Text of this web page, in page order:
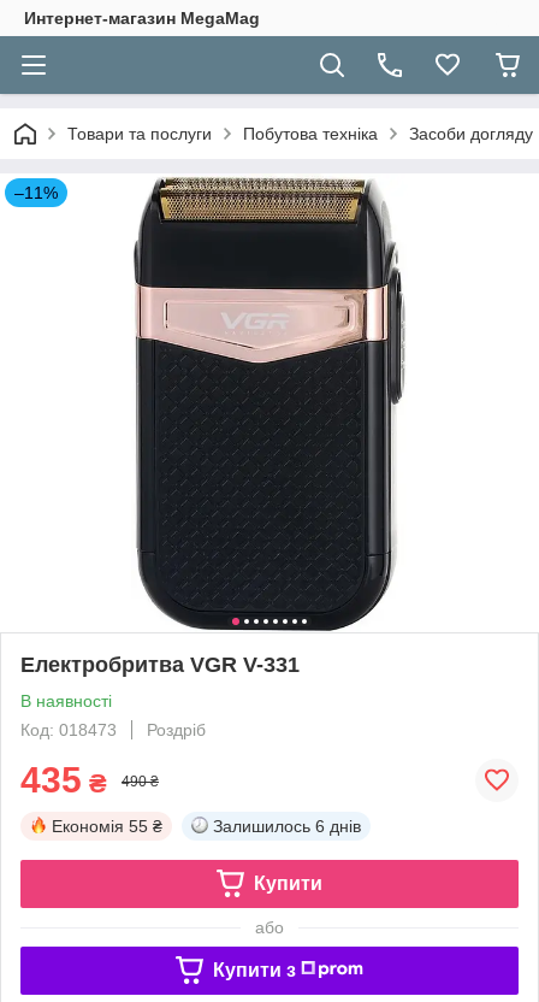
Интернет-магазин MegaMag
Товари та послуги Побутова техніка Засоби догляду
–11%
Електробритва VGR V-331
В наявності
Код: 018473
Роздріб
435 ₴ 490 ₴
Економія 55 ₴ Залишилось 6 днів
Купити
або
Купити з